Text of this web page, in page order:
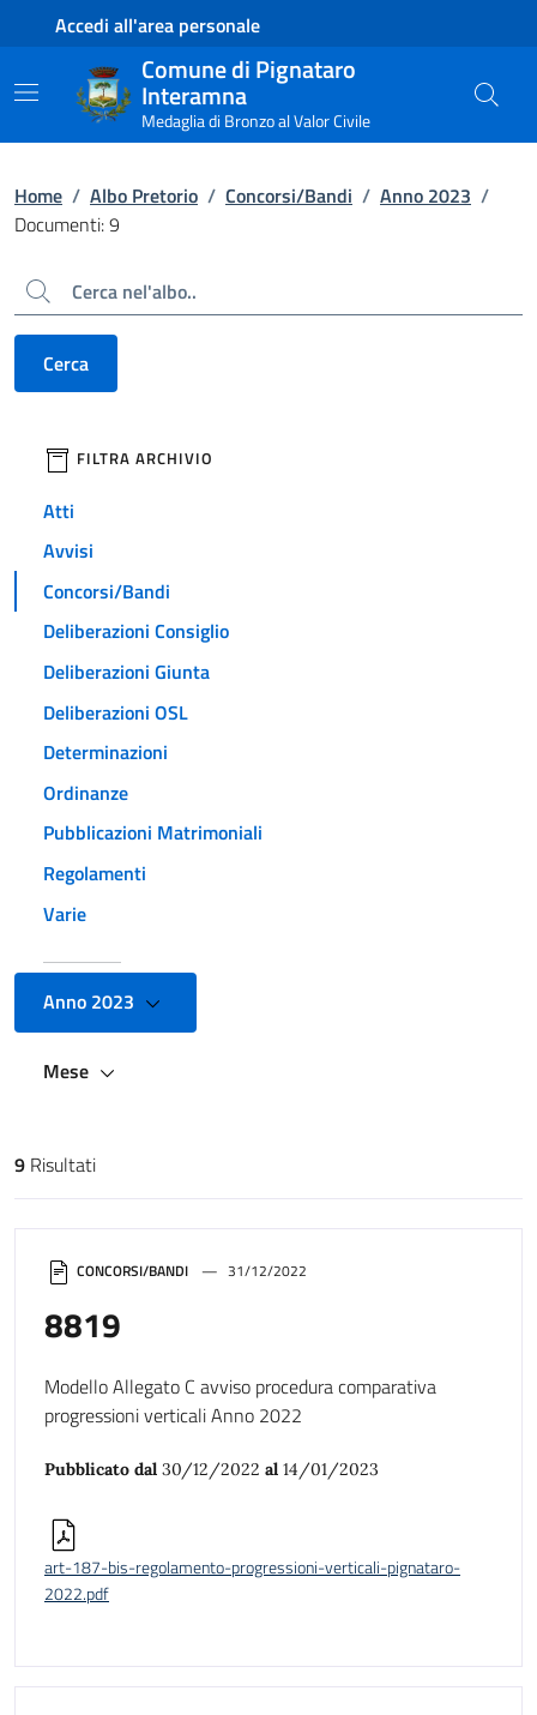
Contenuto principale
Piede di paginaAccedi all'area personale
Comune di Pignataro
Interamna
Medaglia di Bronzo al Valor Civile
Home / Albo Pretorio / Concorsi/Bandi / Anno 2023 /
Documenti: 9
Cerca
Cerca
filtri da applicare
FILTRA ARCHIVIO
Atti
Avvisi
Concorsi/Bandi
Deliberazioni Consiglio
Deliberazioni Giunta
Deliberazioni OSL
Determinazioni
Ordinanze
Pubblicazioni Matrimoniali
Regolamenti
Varie
Anno 2023
Mese
Risultati di ricerca
9 Risultati
CONCORSI/BANDI 31/12/2022
8819
Modello Allegato C avviso procedura comparativa
progressioni verticali Anno 2022
Pubblicato dal 30/12/2022 al 14/01/2023
art-187-bis-regolamento-progressioni-verticali-pignataro-
2022.pdf